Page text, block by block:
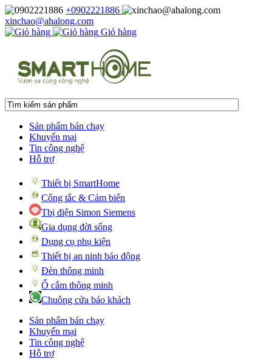
+0902221886
xinchao@ahalong.com
Giỏ hàng
Sản phẩm bán chạy
Khuyến mại
Tin công nghệ
Hỗ trợ
Thiết bị SmartHome
Công tắc & Cảm biến
Tbị điện Simon Siemens
Gia dụng đời sống
Dụng cụ phụ kiện
Thiết bị an ninh báo động
Đèn thông minh
Ổ cắm thông minh
Chuông cửa báo khách
Sản phẩm bán chạy
Khuyến mại
Tin công nghệ
Hỗ trợ